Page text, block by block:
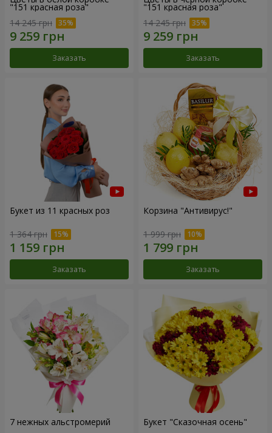
"151 красная роза"
14 245 грн
Заказать
"151 красная роза"
14 245 грн
Заказать
Букет из 11 красных роз
1 364 грн
Заказать
Корзина "Антивирус!"
1 999 грн
Заказать
7 нежных альстромерий Букет "Сказочная осень"